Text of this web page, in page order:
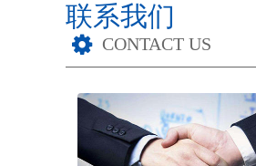
联系我们
CONTACT US